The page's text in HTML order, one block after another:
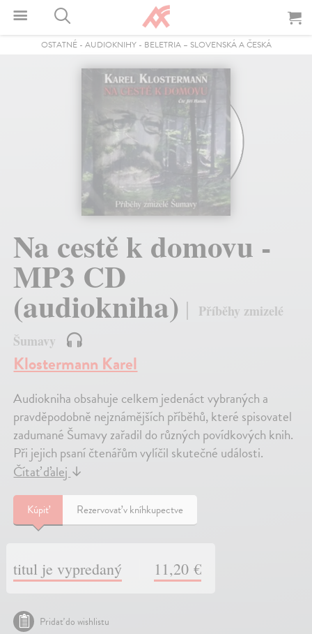
OSTATNÉ- AUDIOKNIHY- BELETRIA – SLOVENSKÁ A ČESKÁ
Na cestě k domovu -
MP3 CD
(audiokniha)
Příběhy zmizelé
Šumavy
Klostermann Karel
Audiokniha obsahuje celkem jedenáct vybraných a
pravděpodobně nejznámějších příběhů, které spisovatel
zadumané Šumavy zařadil do různých povídkových knih.
Při jejich psaní čtenářům vylíčil skutečné události.
Čítať ďalej↓
Kúpiť Rezervovať v kníhkupectve
titul je vypredaný 11,20 €
Pridať do wishlistu